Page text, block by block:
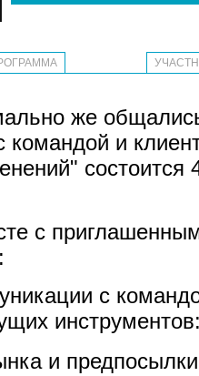
же
и
состоится
с
с
и предпосылки